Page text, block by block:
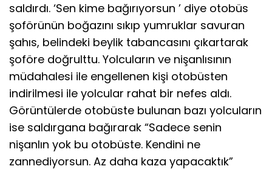
saldırdı. ‘Sen kime bağırıyorsun ’ diye otobüs
şoförünün boğazını sıkıp yumruklar savuran
şahıs, belindeki beylik tabancasını çıkartarak
şoföre doğrulttu. Yolcuların ve nişanlısının
müdahalesi ile engellenen kişi otobüsten
indirilmesi ile yolcular rahat bir nefes aldı.
Görüntülerde otobüste bulunan bazı yolcuların
ise saldırgana bağırarak “Sadece senin
nişanlın yok bu otobüste. Kendini ne
zannediyorsun. Az daha kaza yapacaktık”